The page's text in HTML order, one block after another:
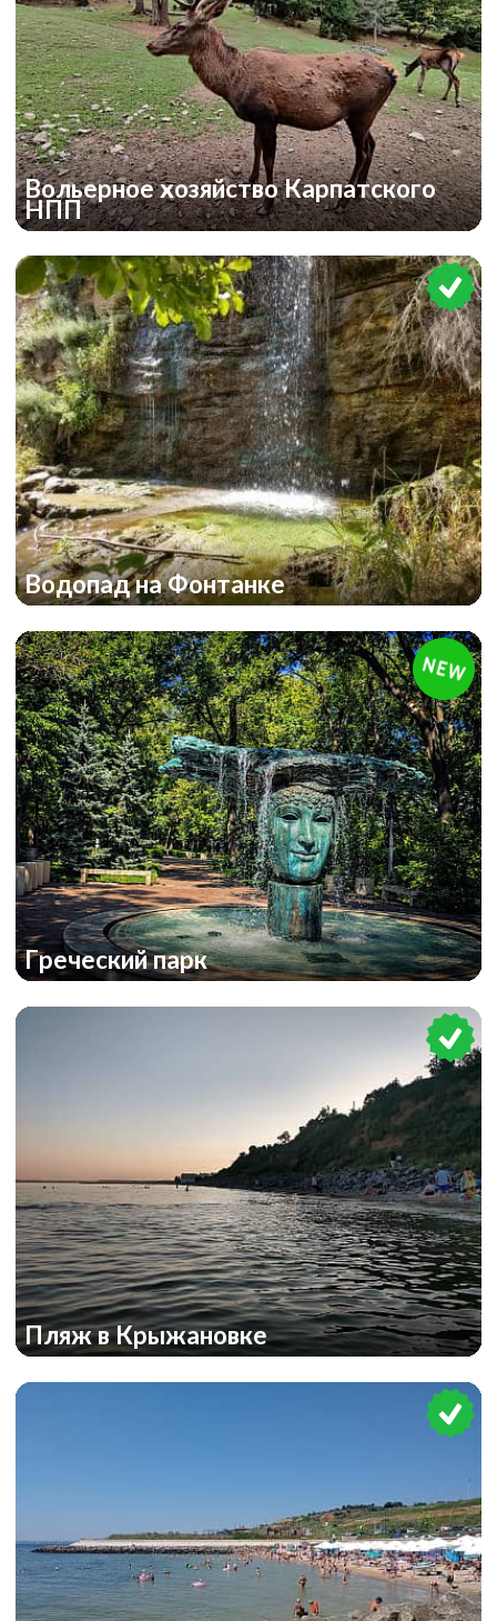
Вольерное хозяйство Карпатского
НПП
Водопад на Фонтанке
Греческий парк
Пляж в Крыжановке